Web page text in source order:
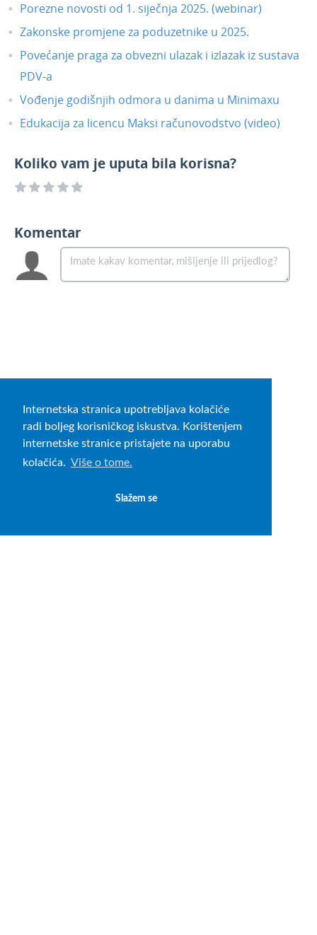
Internetska stranica upotrebljava kolačiće
radi boljeg korisničkog iskustva. Korištenjem
internetske stranice pristajete na uporabu
kolačića. Više o tome.
Slažem se
Porezne novosti od 1. siječnja 2025. (webinar)
Zakonske promjene za poduzetnike u 2025.
Povećanje praga za obvezni ulazak i izlazak iz sustava
PDV-a
Vođenje godišnjih odmora u danima u Minimaxu
Edukacija za licencu Maksi računovodstvo (video)
Koliko vam je uputa bila korisna?
Komentar